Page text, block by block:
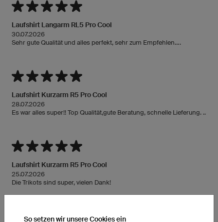
Laufshirt Langarm RL5 Pro Cool
30.07.2026
Sehr gute Qualität und alles perfekt, sehr zum Empfehlen....
Laufshirt Kurzarm R5 Pro Cool
28.07.2026
Es war alles super!! Top Qualität,gute Beratung, schnelle Lieferung. ..
Laufshirt Kurzarm R5 Pro Cool
25.07.2026
Die Trikots sind super, vielen Dank!
So setzen wir unsere Cookies ein